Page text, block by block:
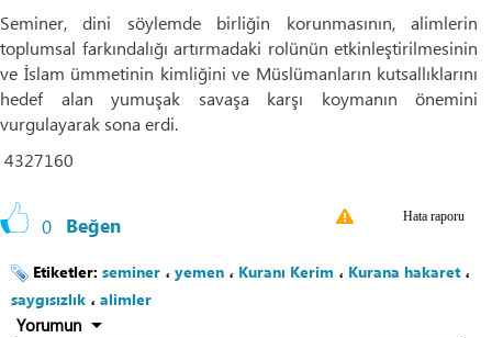
Seminer, dini söylemde birliğin korunmasının, alimlerin
toplumsal farkındalığı artırmadaki rolünün etkinleştirilmesinin
ve İslam ümmetinin kimliğini ve Müslümanların kutsallıklarını
hedef alan yumuşak savaşa karşı koymanın önemini
vurgulayarak sona erdi.
4327160
0 Beğen Hata raporu
Etiketler: seminer ، yemen ، Kuranı Kerim ، Kurana hakaret،
saygısızlık ، alimler
Yorumun